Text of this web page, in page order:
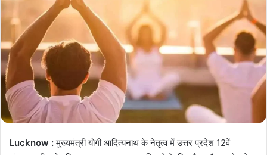
Lucknow :मुख्यमंत्री योगी आदित्यनाथ के नेतृत्व में उत्तर प्रदेश 12वें